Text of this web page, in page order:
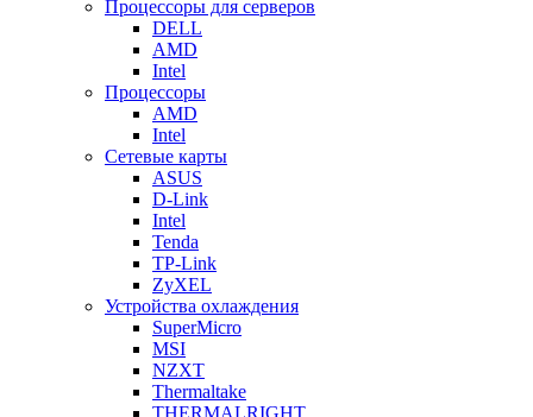
Процессоры для серверов
DELL
AMD
Intel
Процессоры
AMD
Intel
Сетевые карты
ASUS
D-Link
Intel
Tenda
TP-Link
ZyXEL
Устройства охлаждения
SuperMicro
MSI
NZXT
Thermaltake